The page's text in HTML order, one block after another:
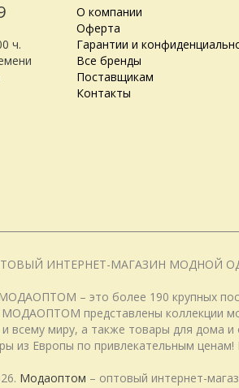
ч.
О компании
Оферта
Гарантии и
Все бренды
Поставщикам
Контакты
ИНТЕРНЕТ-МАГАЗИН МОДНОЙ
– это более 190 крупных
МОДАОПТОМ представлены коллекции
и всему миру, а также товары для дома
из Европы по привлекательным
Модаоптом – оптовый интернет-